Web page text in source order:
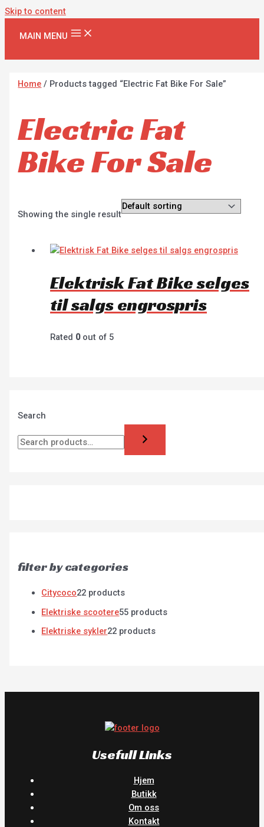
Skip to content
MAIN MENU
Search
filter by categories
Citycoco22 products
Elektriske scootere55 products
Elektriske sykler22 products
Home / Products tagged “Electric Fat Bike For Sale”
Electric Fat
Bike For Sale
Showing the single result
Elektrisk Fat Bike selges
til salgs engrospris
Rated 0out of 5
Usefull Links
Hjem
Butikk
Om oss
Kontakt